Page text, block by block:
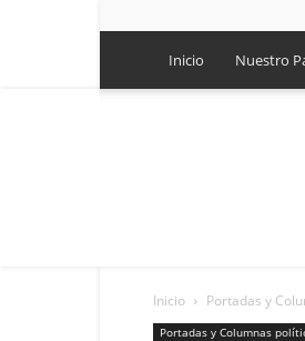
Inicio Nuestro
Inicio Portadas y
Portadas y Columnas